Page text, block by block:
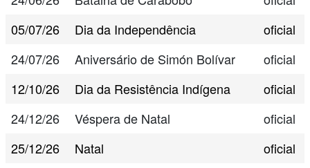
05/07/26
Dia da Independência
oficial
24/07/26
Aniversário de Simón Bolívar
oficial
12/10/26
Dia da Resistência Indígena
oficial
24/12/26
Véspera de Natal
oficial
25/12/26
Natal
oficial